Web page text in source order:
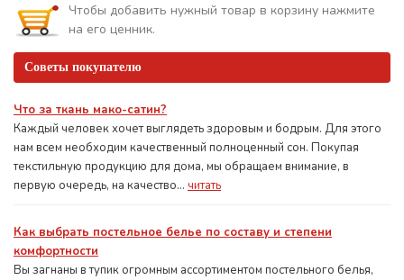
Чтобы добавить нужный товар в корзину нажмите
на его ценник.
Советы покупателю
Что за ткань мако-сатин?
Каждый человек хочет выглядеть здоровым и бодрым. Для этого
нам всем необходим качественный полноценный сон. Покупая
текстильную продукцию для дома, мы обращаем внимание, в
первую очередь, на качество... читать
Как выбрать постельное белье по составу и степени
комфортности
Вы загнаны в тупик огромным ассортиментом постельного белья,